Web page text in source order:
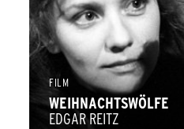
FILM
WEIHNACHTSWÖLFE
EDGAR REITZ